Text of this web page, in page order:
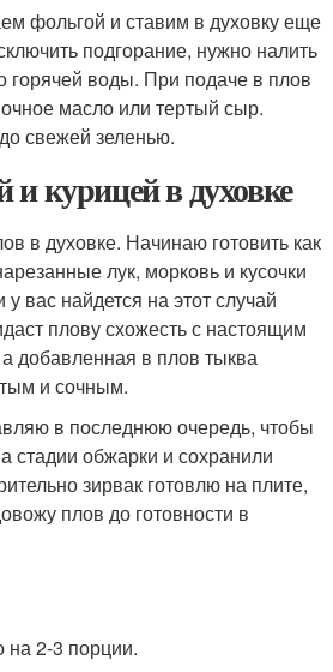
фольгой и ставим в духовку еще
подгорание, нужно налить
горячей воды. При подаче в плов
масло или тертый сыр.
свежей зеленью.
курицей в духовке
в духовке. Начинаю готовить как
лук, морковь и кусочки
вас найдется на этот случай
плову схожесть с настоящим
добавленная в плов тыква
и сочным.
в последнюю очередь, чтобы
стадии обжарки и сохранили
зирвак готовлю на плите,
плов до готовности в
на 2-3 порции.